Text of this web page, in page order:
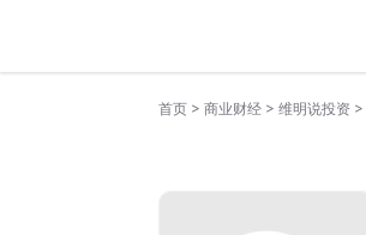
首页 > 商业财经 > 维明说投资 >